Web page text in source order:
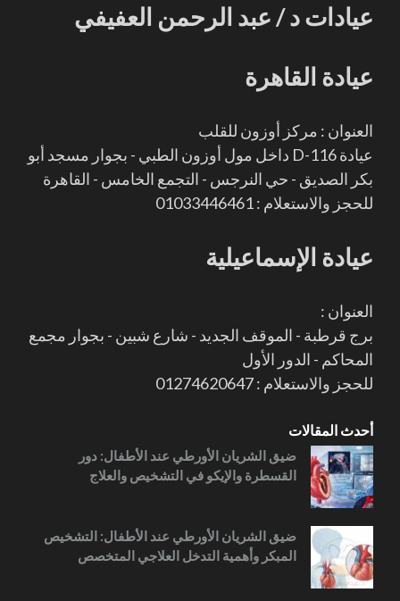
عيادات د / عبد الرحمن العفيفي
عيادة القاهرة
العنوان : مركز أوزون للقلب
عيادة D-116 داخل مول أوزون الطبي - بجوار مسجد أبو
بكر الصديق - حي النرجس - التجمع الخامس - القاهرة
للحجز والاستعلام : 01033446461
عيادة الإسماعيلية
العنوان :
برج قرطبة - الموقف الجديد - شارع شبين - بجوار مجمع
المحاكم - الدور الأول
للحجز والاستعلام : 01274620647
أحدث المقالات
ضيق الشريان الأورطي عند الأطفال: دور
القسطرة والإيكو في التشخيص والعلاج
ضيق الشريان الأورطي عند الأطفال: التشخيص
المبكر وأهمية التدخل العلاجي المتخصص